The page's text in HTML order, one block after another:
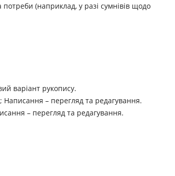
(наприклад, у разі сумнівів щодо
варіант рукопису.
Написання – перегляд та редагування.
– перегляд та редагування.